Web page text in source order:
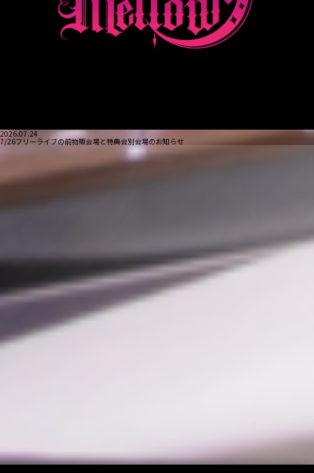
2026.07.24
7/26フリーライブの前物販会場と特典会別会場のお知らせ